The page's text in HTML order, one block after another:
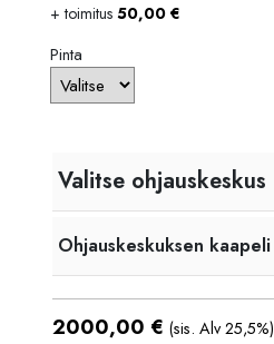
+ toimitus 50,00 €
Pinta
Valitse ohjauskeskus
Ohjauskeskuksen kaapeli
2000,00 € (sis. Alv 25,5%)